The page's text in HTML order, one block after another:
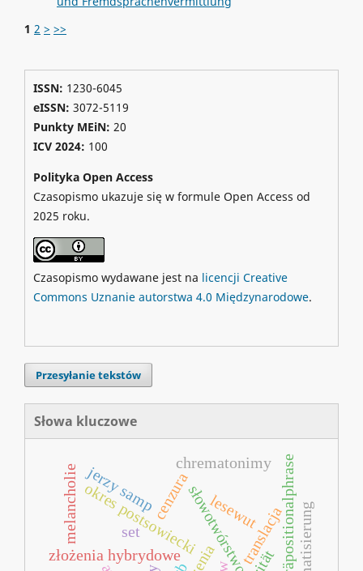
1 2 > >>
ISSN: 1230-6045
eISSN: 3072-5119
Punkty MEiN: 20
ICV 2024: 100
Polityka Open Access
Czasopismo ukazuje się w formule Open Access od
2025 roku.
Czasopismo wydawane jest na licencji Creative
Commons Uznanie autorstwa 4.0 Międzynarodowe.
Przesyłanie tekstów
Słowa kluczowe
okres postsowiecki
złożenia hybrydowe słowotwórstwo
set
cenzura
translacjapräpositionalphrase
chrematonimy
lesewut
melancholiejerzy samp